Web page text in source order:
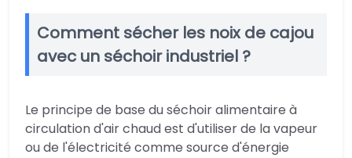
Comment sécher les noix de cajou
avec un séchoir industriel ?
Le principe de base du séchoir alimentaire à
circulation d'air chaud est d'utiliser de la vapeur
ou de l'électricité comme source d'énergie